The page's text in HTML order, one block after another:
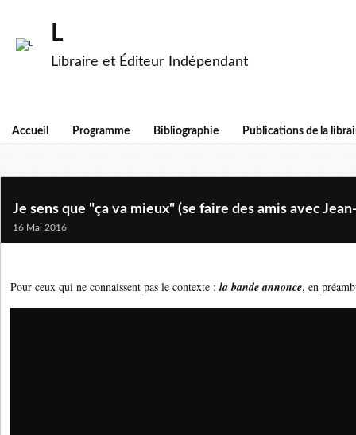
L
Libraire et Éditeur Indépendant
Accueil Programme Bibliographie Publications de la
Je sens que "ça va mieux" (se faire des amis avec
16 Mai 2016
Pour ceux qui ne connaissent pas le contexte : la bande annonce, en